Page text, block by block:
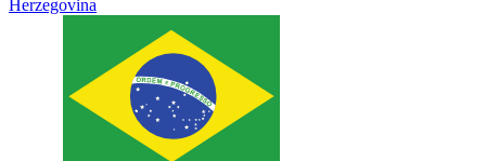
Herzegovina